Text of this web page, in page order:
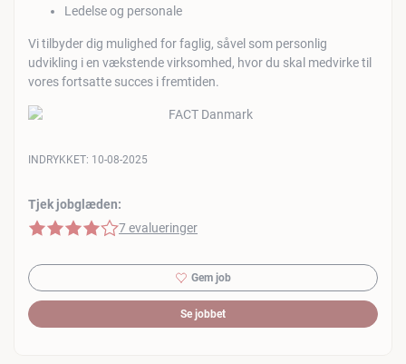
Ledelse og personale
Vi tilbyder dig mulighed for faglig, såvel som personlig
udvikling i en vækstende virksomhed, hvor du skal medvirke til
vores fortsatte succes i fremtiden.
Tjek jobglæden:
4 af 5 stjerner
7 evalueringer
INDRYKKET: 10-08-2025
Gem job
Se jobbet